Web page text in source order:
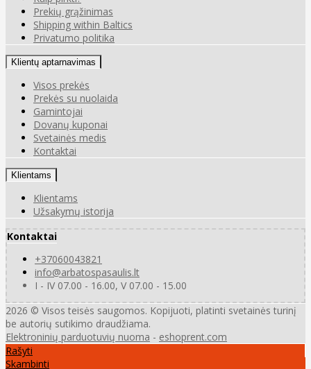
Prekių grąžinimas
Shipping within Baltics
Privatumo politika
Klientų aptarnavimas
Visos prekės
Prekės su nuolaida
Gamintojai
Dovanų kuponai
Svetainės medis
Kontaktai
Klientams
Klientams
Užsakymų istorija
Kontaktai
+37060043821
info@arbatospasaulis.lt
I - IV 07.00 - 16.00, V 07.00 - 15.00
2026 © Visos teisės saugomos. Kopijuoti, platinti svetainės turinį
be autorių sutikimo draudžiama.
Elektroninių parduotuvių nuoma - eshoprent.com
Rašyti
Skambinti